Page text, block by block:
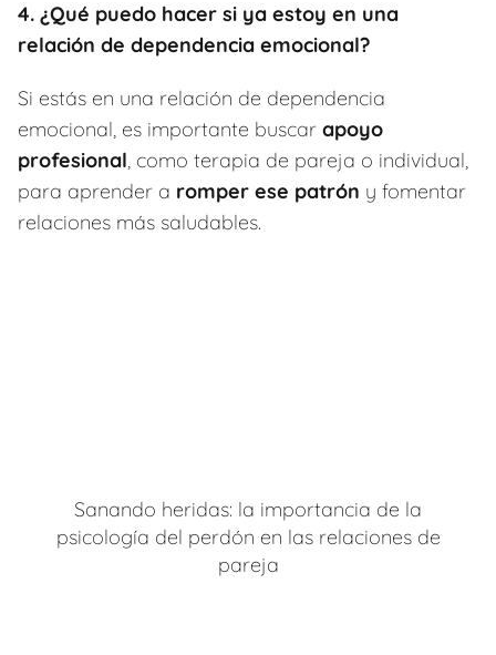
4. ¿Qué puedo hacer si ya estoy en una
relación de dependencia emocional?
Si estás en una relación de dependencia
emocional, es importante buscar apoyo
profesional, como terapia de pareja o individual,
para aprender a romper ese patrón y fomentar
relaciones más saludables.
Sanando heridas: la importancia de la
psicología del perdón en las relaciones de
pareja